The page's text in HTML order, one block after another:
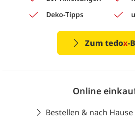
Deko-Tipps
Zum tedox-
Online
Bestellen & nach